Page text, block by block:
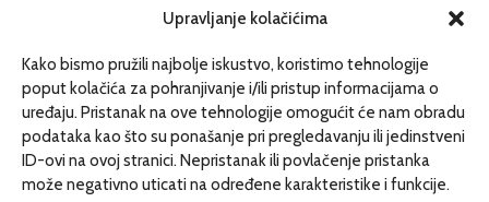
Upravljanje kolačićima
Kako bismo pružili najbolje iskustvo, koristimo tehnologije
poput kolačića za pohranjivanje i/ili pristup informacijama o
uređaju. Pristanak na ove tehnologije omogućit će nam obradu
podataka kao što su ponašanje pri pregledavanju ili jedinstveni
ID-ovi na ovoj stranici. Nepristanak ili povlačenje pristanka
može negativno uticati na određene karakteristike i funkcije.
redakcija@etrafika.net
Dosije
Drugi pišu
Društvo